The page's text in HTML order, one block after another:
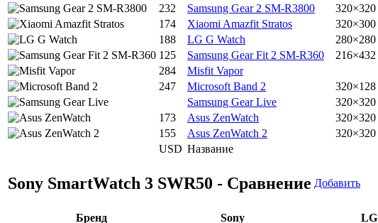
USD Название
232
Samsung Gear 2 SM-R3800 320×320
174
Xiaomi Amazfit Stratos 320×300
188
LG G Watch 280×280
125
Samsung Gear Fit 2 SM-R360 216×432
284
Misfit Vapor
247
Microsoft Band 2 320×128
Samsung Gear Live
320×320
173
Asus ZenWatch 320×320
155
Asus ZenWatch 2 320×320
Sony SmartWatch 3 SWR50 - Сравнение Добавить
Бренд Sony LG